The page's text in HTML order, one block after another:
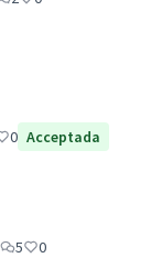
0 Acceptada
5
0